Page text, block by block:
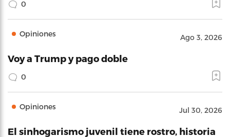
0
Opiniones Ago 3, 2026
Voy a Trump y pago doble
0
Opiniones Jul 30, 2026
El sinhogarismo juvenil tiene rostro, historia